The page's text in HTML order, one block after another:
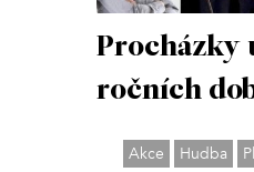
Procházky
ročních
Akce Hudba